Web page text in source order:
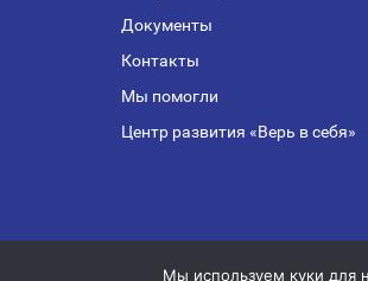
Документы
Контакты
Мы помогли
Центр развития «Верь в себя»
Мы используем куки для